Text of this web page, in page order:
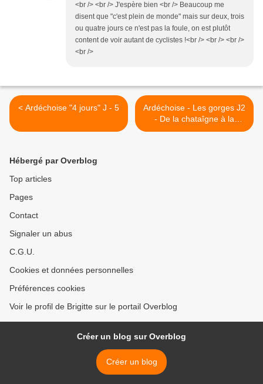
<br /> <br /> J'espère bien <br /> Beaucoup me
disent que "c'est plein de monde" mais sur deux, trois
ou quatre jours ce n'est pas la foule, on est plutôt
content de voir autant de cyclistes !<br /> <br /> <br />
<br />
< Ardéchoise "4 jours" J - 5
Ardéchoise - Les gorges J2
- De la chataîgne à la
garrigue >
Hébergé par Overblog
Top articles
Pages
Contact
Signaler un abus
C.G.U.
Cookies et données personnelles
Préférences cookies
Voir le profil de Brigitte sur le portail Overblog
Créer un blog sur Overblog
Créer un blog